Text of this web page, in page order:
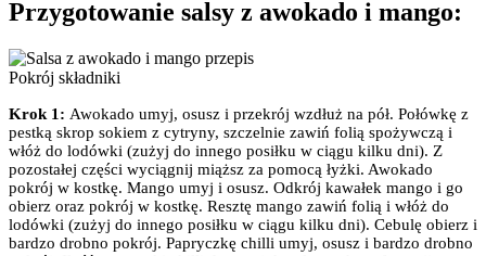
Przygotowanie salsy z awokado i mango:
Pokrój składniki
Krok 1: Awokado umyj, osusz i przekrój wzdłuż na pół. Połówkę z
pestką skrop sokiem z cytryny, szczelnie zawiń folią spożywczą i
włóż do lodówki (zużyj do innego posiłku w ciągu kilku dni). Z
pozostałej części wyciągnij miąższ za pomocą łyżki. Awokado
pokrój w kostkę. Mango umyj i osusz. Odkrój kawałek mango i go
obierz oraz pokrój w kostkę. Resztę mango zawiń folią i włóż do
lodówki (zużyj do innego posiłku w ciągu kilku dni). Cebulę obierz i
bardzo drobno pokrój. Papryczkę chilli umyj, osusz i bardzo drobno